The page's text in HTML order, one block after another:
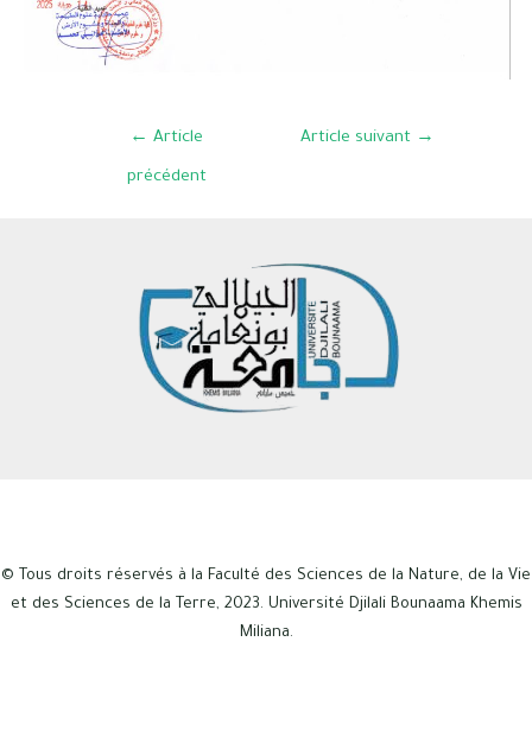
← Article
précédent
Article suivant →
© Tous droits réservés à la Faculté des Sciences de la Nature, de la Vie
et des Sciences de la Terre, 2023. Université Djilali Bounaama Khemis
Miliana.